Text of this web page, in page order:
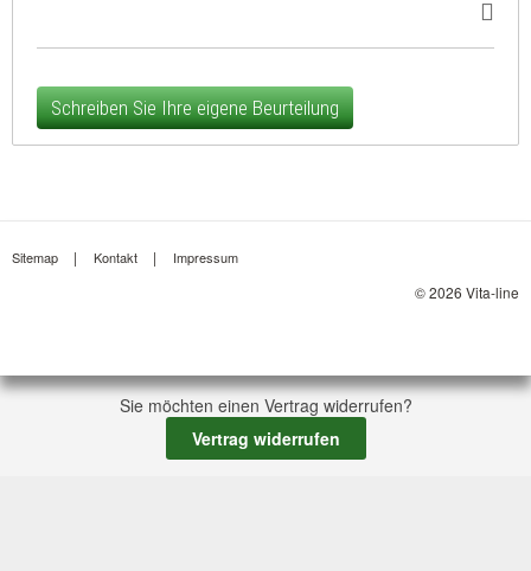
Schreiben Sie Ihre eigene Beurteilung
Sitemap Kontakt Impressum
© 2026 Vita-line
Sie möchten einen Vertrag widerrufen?
Vertrag widerrufen